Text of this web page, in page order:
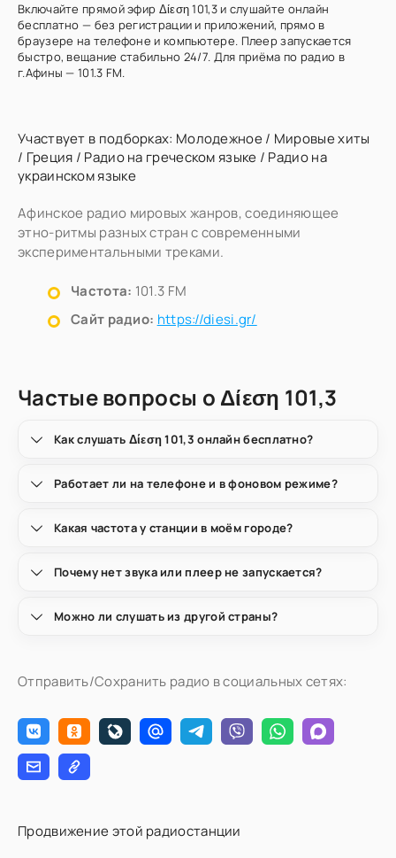
Включайте прямой эфир Δίεση 101,3 и слушайте онлайн
бесплатно — без регистрации и приложений, прямо в
браузере на телефоне и компьютере. Плеер запускается
быстро, вещание стабильно 24/7. Для приёма по радио в
г.Афины — 101.3 FM.
Участвует в подборках: Молодежное/ Мировые хиты
/ Греция / Радио на греческом языке / Радио на
украинском языке
Афинское радио мировых жанров, соединяющее
этно-ритмы разных стран с современными
экспериментальными треками.
Частота: 101.3 FM
Сайт радио: https://diesi.gr/
Частые вопросы о Δίεση 101,3
Как слушать Δίεση 101,3 онлайн бесплатно?
Работает ли на телефоне и в фоновом режиме?
Какая частота у станции в моём городе?
Почему нет звука или плеер не запускается?
Можно ли слушать из другой страны?
Отправить/Сохранить радио в социальных сетях:
Продвижение этой радиостанции